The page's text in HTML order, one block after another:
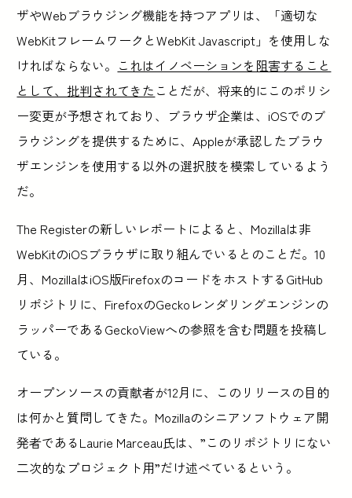
ザやWebブラウジング機能を持つアプリは、「適切な
WebKitフレームワークとWebKit Javascript」を使用しな
ければならない。 これはイノベーションを阻害すること
として、批判されてきた ことだが、将来的にこのポリシ
ー変更が予想されており、ブラウザ企業は、iOSでのブ
ラウジングを提供するために、Appleが承認したブラウ
ザエンジンを使用する以外の選択肢を模索しているよう
だ。
The Registerの新しいレポートによると、Mozillaは非
WebKitのiOSブラウザに取り組んでいるとのことだ。10
月、MozillaはiOS版FirefoxのコードをホストするGitHub
リポジトリに、FirefoxのGeckoレンダリングエンジンの
ラッパーであるGeckoViewへの参照を含む問題を投稿し
ている。
オープンソースの貢献者が12月に、このリリースの目的
は何かと質問してきた。Mozillaのシニアソフトウェア開
発者であるLaurie Marceau氏は、”このリポジトリにない
二次的なプロジェクト用”だけ述べているという。